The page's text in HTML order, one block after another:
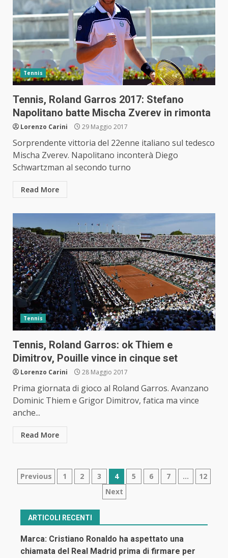
Tennis
Tennis, Roland Garros 2017: Stefano
Napolitano batte Mischa Zverev in rimonta
Lorenzo Carini 29 Maggio 2017
Sorprendente vittoria del 22enne italiano sul tedesco
Mischa Zverev. Napolitano inconterà Diego
Schwartzman al secondo turno
Read More
Tennis
Tennis, Roland Garros: ok Thiem e
Dimitrov, Pouille vince in cinque set
Lorenzo Carini 28 Maggio 2017
Prima giornata di gioco al Roland Garros. Avanzano
Dominic Thiem e Grigor Dimitrov, fatica ma vince
anche...
Read More
Navigazione
Previous 1 2 3 4 5 6 7 …
12
Next
ARTICOLI RECENTI
Marca: Cristiano Ronaldo ha aspettato una
chiamata del Real Madrid prima di firmare per